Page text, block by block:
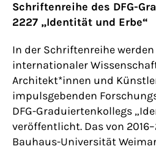
Schriftenreihe des DFG-
2227 „Identität und Erbe“
In der Schriftenreihe
internationaler
Architekt*innen und
impulsgebenden
DFG-Graduiertenkollegs
veröffentlicht. Das von
Bauhaus-Universität